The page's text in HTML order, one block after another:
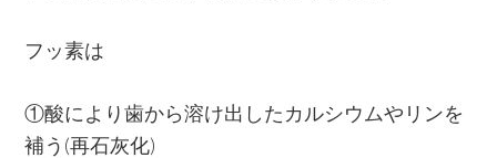
フッ素は
①酸により歯から溶け出したカルシウムやリンを
補う(再石灰化)